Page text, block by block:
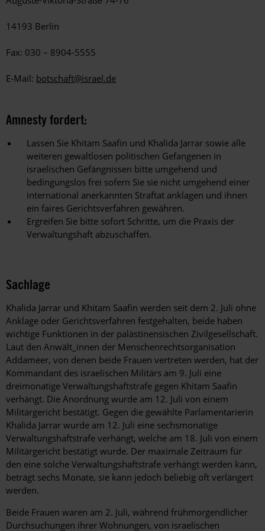
14193 Berlin
Fax: 030 – 8904-5555
E-Mail: botschaft@israel.de
Amnesty fordert:
Lassen Sie Khitam Saafin und Khalida Jarrar sowie alle
weiteren gewaltlosen politischen Gefangenen in
israelischen Gefängnissen bitte umgehend und
bedingungslos frei sofern Sie sie nicht umgehend einer
international anerkannten Straftat anklagen und ihnen
ein faires Gerichtsverfahren gewähren.
Ergreifen Sie bitte sofort Schritte, um die Praxis der
Verwaltungshaft abzuschaffen.
Sachlage
Khalida Jarrar und Khitam Saafin werden seit dem 2. Juli ohne
Anklage oder Gerichtsverfahren festgehalten, beide haben
wichtige Funktionen in der palästinensischen Zivilgesellschaft.
Laut den Anwält_innen der Menschenrechtsorganisation
Addameer, von denen beide Frauen vertreten werden, hat der
Kommandant des israelischen Militärs am 9. Juli eine
dreimonatige Verwaltungshaftstrafe gegen Khitam Saafin
verhängt. Die Anordnung wurde am 12. Juli von einem
Militärgericht bestätigt. Gegen die gewählte Parlamentarierin
Khalida Jarrar wurde am 12. Juli eine sechsmonatige
Verwaltungshaftstrafe verhängt, welche am 18. Juli von einem
Militärgericht bestätigt wurde. Der maximale Zeitraum für
den eine solche Verwaltungshaftstrafe verhängt werden kann,
beträgt sechs Monate, sie kann jedoch beliebig oft verlängert
werden.
Beide Frauen waren am 2. Juli, während frühmorgendlicher
Durchsuchungen ihrer Wohnungen, von israelischen